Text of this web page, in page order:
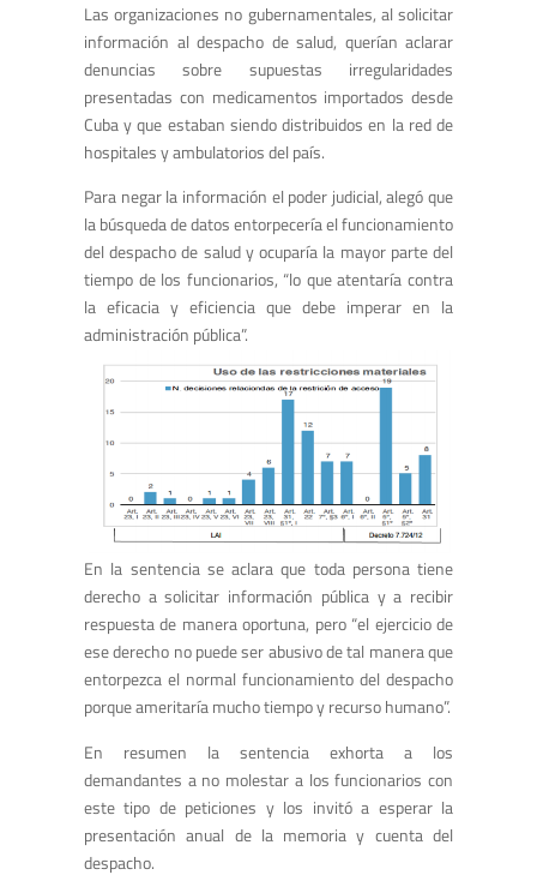
Las organizaciones no gubernamentales, al solicitar
información al despacho de salud, querían aclarar
denuncias sobre supuestas irregularidades
presentadas con medicamentos importados desde
Cuba y que estaban siendo distribuidos en la red de
hospitales y ambulatorios del país.
Para negar la información el poder judicial, alegó que
la búsqueda de datos entorpecería el funcionamiento
del despacho de salud y ocuparía la mayor parte del
tiempo de los funcionarios, “lo que atentaría contra
la eficacia y eficiencia que debe imperar en la
administración pública”.
En la sentencia se aclara que toda persona tiene
derecho a solicitar información pública y a recibir
respuesta de manera oportuna, pero “el ejercicio de
ese derecho no puede ser abusivo de tal manera que
entorpezca el normal funcionamiento del despacho
porque ameritaría mucho tiempo y recurso humano”.
En resumen la sentencia exhorta a los
demandantes a no molestar a los funcionarios con
este tipo de peticiones y los invitó a esperar la
presentación anual de la memoria y cuenta del
despacho.